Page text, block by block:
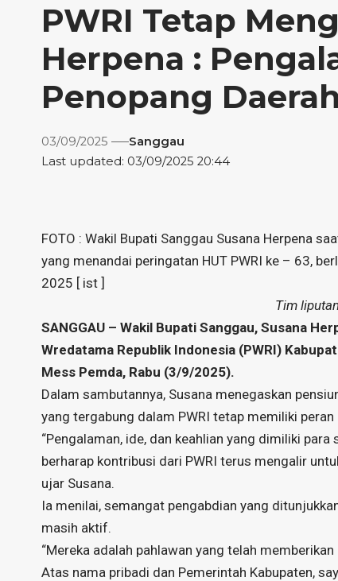
PWRI Tetap
Herpena :
Penopang Daerah
Last updated: 03/09/2025 20:44
03/09/2025 Sanggau
FOTO : Wakil Bupati Sanggau Susana Herpena
yang menandai peringatan HUT PWRI ke – 63,
2025 [ ist ]
Tim
SANGGAU – Wakil Bupati Sanggau, Susana
Wredatama Republik Indonesia (PWRI)
Mess Pemda, Rabu (3/9/2025).
Dalam sambutannya, Susana menegaskan
yang tergabung dalam PWRI tetap memiliki
“Pengalaman, ide, dan keahlian yang dimiliki
berharap kontribusi dari PWRI terus mengalir
ujar Susana.
Ia menilai, semangat pengabdian yang
masih aktif.
“Mereka adalah pahlawan yang telah
Atas nama pribadi dan Pemerintah Kabupaten,